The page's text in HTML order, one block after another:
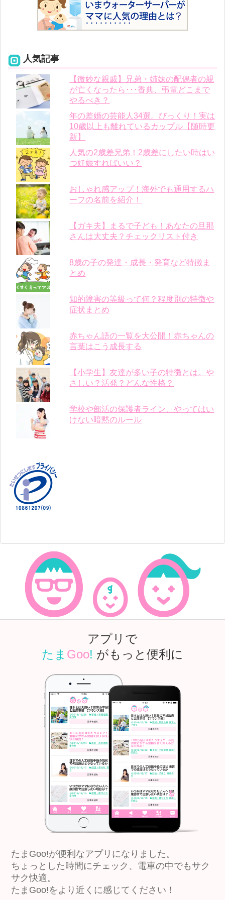
人気記事
【微妙な親戚】兄弟・姉妹の配偶者の親
が亡くなったら･･･香典、弔電どこまで
やるべき？
年の差婚の芸能人34選。びっくり！実は
10歳以上も離れているカップル【随時更
新】
人気の2歳差兄弟！2歳差にしたい時はい
つ妊娠すればいい？
おしゃれ感アップ！海外でも通用するハ
ーフの名前を紹介！
【ガキ夫】まるで子ども！あなたの旦那
さんは大丈夫？チェックリスト付き
8歳の子の発達・成長・発育など特徴ま
とめ
知的障害の等級って何？程度別の特徴や
症状まとめ
赤ちゃん語の一覧を大公開！赤ちゃんの
言葉はこう成長する
【小学生】友達が多い子の特徴とは。や
さしい？活発？どんな性格？
学校や部活の保護者ライン、やってはい
けない暗黙のルール
アプリで
たま Goo! がもっと便利に
たまGoo!が便利なアプリになりました。
ちょっとした時間にチェック、電車の中でもサク
サク快適。
たまGoo!をより近くに感じてください！